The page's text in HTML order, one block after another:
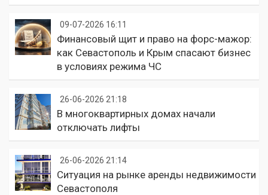
09-07-2026 16:11
Финансовый щит и право на форс-мажор:
как Севастополь и Крым спасают бизнес
в условиях режима ЧС
26-06-2026 21:18
В многоквартирных домах начали
отключать лифты
26-06-2026 21:14
Ситуация на рынке аренды недвижимости
Севастополя